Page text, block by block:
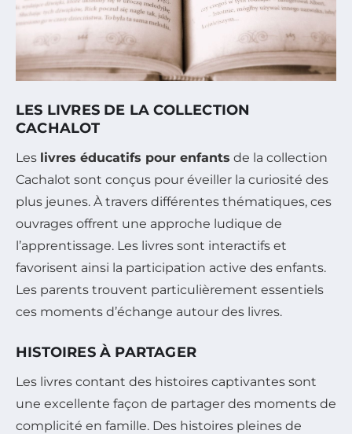
LES LIVRES DE LA COLLECTION
CACHALOT
Les livres éducatifs pour enfants de la collection
Cachalot sont conçus pour éveiller la curiosité des
plus jeunes. À travers différentes thématiques, ces
ouvrages offrent une approche ludique de
l’apprentissage. Les livres sont interactifs et
favorisent ainsi la participation active des enfants.
Les parents trouvent particulièrement essentiels
ces moments d’échange autour des livres.
HISTOIRES À PARTAGER
Les livres contant des histoires captivantes sont
une excellente façon de partager des moments de
complicité en famille. Des histoires pleines de